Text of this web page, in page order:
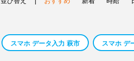
スマホ データ入力 萩市 スマホ デ